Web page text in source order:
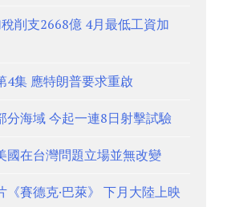
削支2668億 4月最低工資加
4集 應特朗普要求重啟
分海域 今起一連8日射擊試驗
國在台灣問題立場並無改變
《賽德克·巴萊》 下月大陸上映